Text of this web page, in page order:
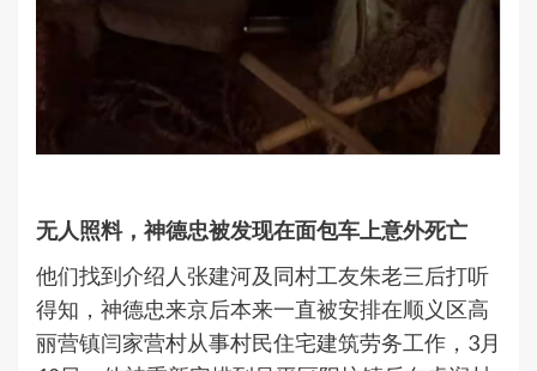
无人照料，神德忠被发现在面包车上意外死亡
他们找到介绍人张建河及同村工友朱老三后打听
得知，神德忠来京后本来一直被安排在顺义区高
丽营镇闫家营村从事村民住宅建筑劳务工作，3月